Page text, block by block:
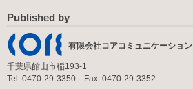
Published by
有限会社コアコミュニケーション
千葉県館山市稲193-1
Tel: 0470-29-3350 Fax: 0470-29-3352